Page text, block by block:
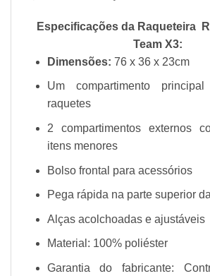
Especificações da Raqueteira
Team X3:
Dimensões: 76 x 36 x 23cm
Um compartimento
raquetes
2 compartimentos externos
itens menores
Bolso frontal para acessórios
Pega rápida na parte superior
Alças acolchoadas e ajustáveis
Material: 100% poliéster
Garantia do fabricante: